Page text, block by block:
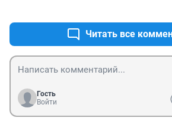
Читать все
Гость
Войти